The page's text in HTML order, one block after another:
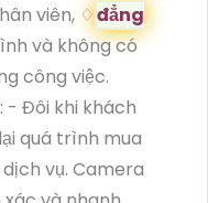
viên, ♢đẳng
và không có
công việc.
- Đôi khi khách
quá trình mua
vụ. Camera